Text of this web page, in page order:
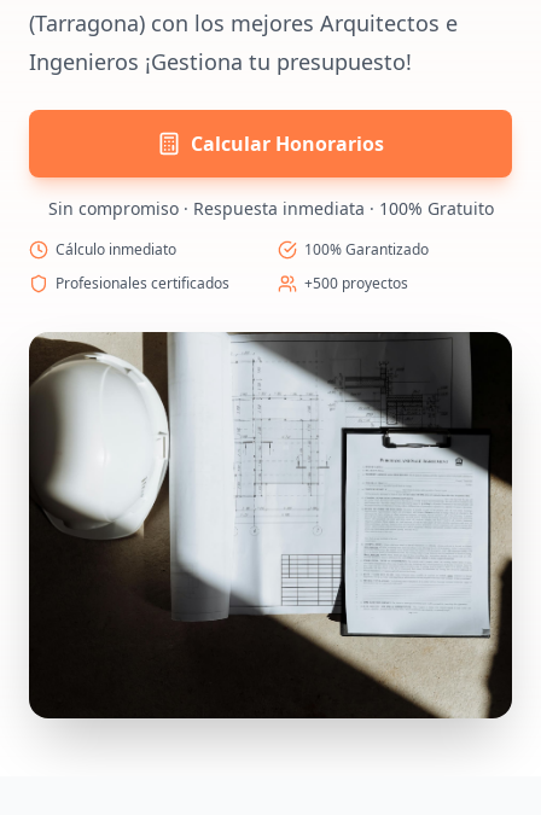
(Tarragona) con los mejores Arquitectos e
Ingenieros ¡Gestiona tu presupuesto!
Calcular Honorarios
Sin compromiso · Respuesta inmediata · 100% Gratuito
Cálculo inmediato
100% Garantizado
Profesionales certificados
+500 proyectos